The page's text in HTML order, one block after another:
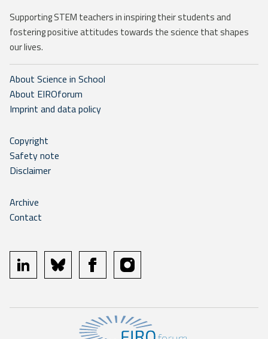
Supporting STEM teachers in inspiring their students and
fostering positive attitudes towards the science that shapes
our lives.
About Science in School
About EIROforum
Imprint and data policy
Copyright
Safety note
Disclaimer
Archive
Contact
linkedin bluesky facebookinstagram